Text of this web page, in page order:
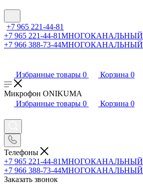
+7 965 221-44-81
+7 965 221-44-81МНОГОКАНАЛЬНЫЙ
+7 966 388-73-44МНОГОКАНАЛЬНЫЙ
Избранные товары 0 Корзина 0
Микрофон ONIKUMA
Избранные товары 0 Корзина 0
Телефоны
+7 965 221-44-81МНОГОКАНАЛЬНЫЙ
+7 966 388-73-44МНОГОКАНАЛЬНЫЙ
Заказать звонок